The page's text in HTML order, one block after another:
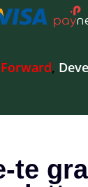
,
te